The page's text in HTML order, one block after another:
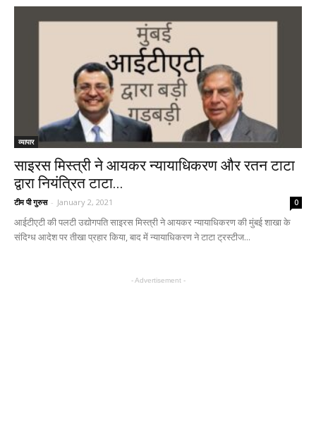
व्यापार
साइरस मिस्त्री ने आयकर न्यायाधिकरण और रतन टाटा
द्वारा नियंत्रित टाटा...
टीम पी गुरुस - January 2, 2021 0
आईटीएटी की पलटी उद्योगपति साइरस मिस्त्री ने आयकर न्यायाधिकरण की मुंबई शाखा के
संदिग्ध आदेश पर तीखा प्रहार किया, बाद में न्यायाधिकरण ने टाटा ट्रस्टीज...
- Advertisement -